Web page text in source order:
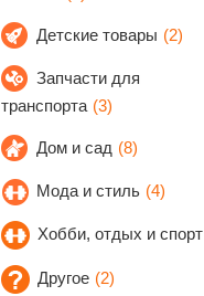
Детские товары (2)
Запчасти для
транспорта (3)
Дом и сад (8)
Мода и стиль (4)
Хобби, отдых и спорт
Другое (2)